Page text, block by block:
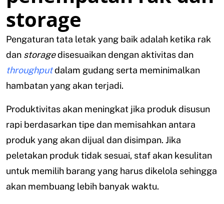
storage
Pengaturan tata letak yang baik adalah ketika rak
dan storagedisesuaikan dengan aktivitas dan
throughputdalam gudang serta meminimalkan
hambatan yang akan terjadi.
Produktivitas akan meningkat jika produk disusun
rapi berdasarkan tipe dan memisahkan antara
produk yang akan dijual dan disimpan. Jika
peletakan produk tidak sesuai, staf akan kesulitan
untuk memilih barang yang harus dikelola sehingga
akan membuang lebih banyak waktu.